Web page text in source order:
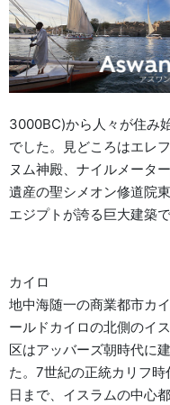
3000BC)から人々が住み
でした。見どころはエレ
ヌム神殿、ナイルメータ
遺産の聖シメオン修道院
エジプトが誇る巨大建築
カイロ
地中海随一の商業都市カ
ールドカイロの北側のイ
区はアッバーズ朝時代に
た。7世紀の正統カリフ時
日まで、イスラムの中心